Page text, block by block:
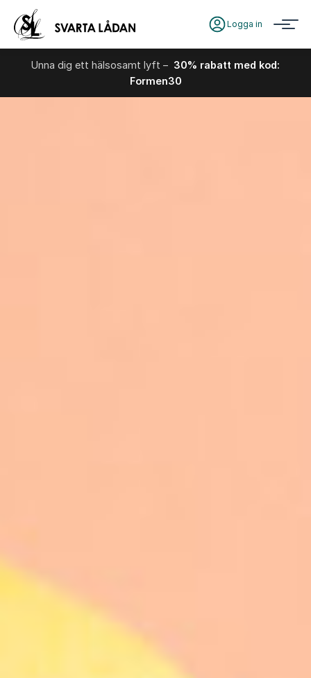
Logga in
Unna dig ett hälsosamt lyft – 30% rabatt med kod:
Formen30